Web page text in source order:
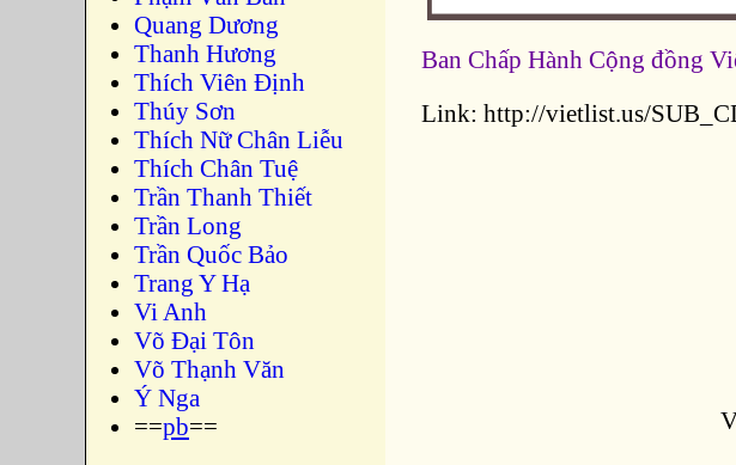
Quang Dương
Thanh Hương
Thích Viên Định
Thúy Sơn
Thích Nữ Chân Liễu
Thích Chân Tuệ
Trần Thanh Thiết
Trần Long
Trần Quốc Bảo
Trang Y Hạ
Vi Anh
Võ Đại Tôn
Võ Thạnh Văn
Ý Nga
==pb==
Ban Chấp Hành Cộng đồng
Link: http://vietlist.us/